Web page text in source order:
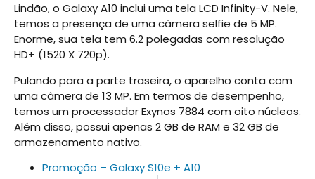
Lindão, o Galaxy A10 inclui uma tela LCD Infinity-V. Nele,
temos a presença de uma câmera selfie de 5 MP.
Enorme, sua tela tem 6.2 polegadas com resolução
HD+ (1520 X 720p).
Pulando para a parte traseira, o aparelho conta com
uma câmera de 13 MP. Em termos de desempenho,
temos um processador Exynos 7884 com oito núcleos.
Além disso, possui apenas 2 GB de RAM e 32 GB de
armazenamento nativo.
Promoção – Galaxy S10e + A10